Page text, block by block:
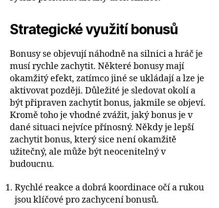
Strategické využití bonusů
Bonusy se objevují náhodně na silnici a hráč je
musí rychle zachytit. Některé bonusy mají
okamžitý efekt, zatímco jiné se ukládají a lze je
aktivovat později. Důležité je sledovat okolí a
být připraven zachytit bonus, jakmile se objeví.
Kromě toho je vhodné zvážit, jaký bonus je v
dané situaci nejvíce přínosný. Někdy je lepší
zachytit bonus, který sice není okamžitě
užitečný, ale může být neocenitelný v
budoucnu.
Rychlé reakce a dobrá koordinace očí a rukou
jsou klíčové pro zachycení bonusů.